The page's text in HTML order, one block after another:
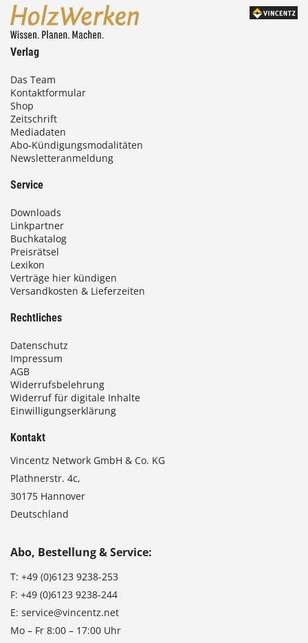
Verlag
Das Team
Kontaktformular
Shop
Zeitschrift
Mediadaten
Abo-Kündigungsmodalitäten
Newsletteranmeldung
Service
Downloads
Linkpartner
Buchkatalog
Preisrätsel
Lexikon
Verträge hier kündigen
Versandkosten & Lieferzeiten
Rechtliches
Datenschutz
Impressum
AGB
Widerrufsbelehrung
Widerruf für digitale Inhalte
Einwilligungserklärung
Kontakt
Vincentz Network GmbH & Co. KG
Plathnerstr. 4c,
30175 Hannover
Deutschland
Abo, Bestellung & Service:
T: +49 (0)6123 9238-253
F: +49 (0)6123 9238-244
E: service@vincentz.net
Mo – Fr 8:00 – 17:00 Uhr